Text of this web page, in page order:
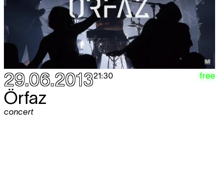
29.06.201321:30 free
Örfaz
concert